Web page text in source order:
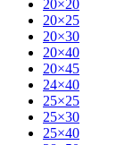
20×20
20×25
20×30
20×40
20×45
24×40
25×25
25×30
25×40